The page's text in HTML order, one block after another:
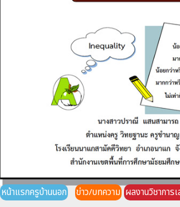
หน้าแรกครูบ้านนอก ข่าว/บทความ ผลงานวิชาการ